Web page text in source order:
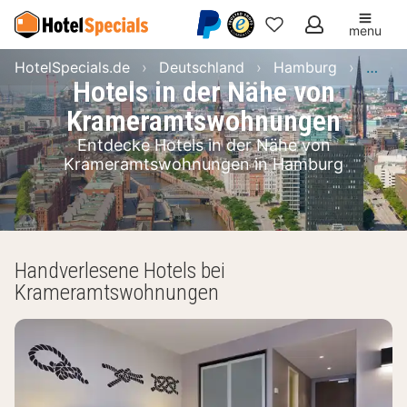
Meine
Favoriten
menu
Hotels in der Nähe von
Krameramtswohnungen
Entdecke Hotels in der Nähe von
Krameramtswohnungen in Hamburg
HotelSpecials.de Deutschland Hamburg
Handverlesene Hotels bei
Krameramtswohnungen